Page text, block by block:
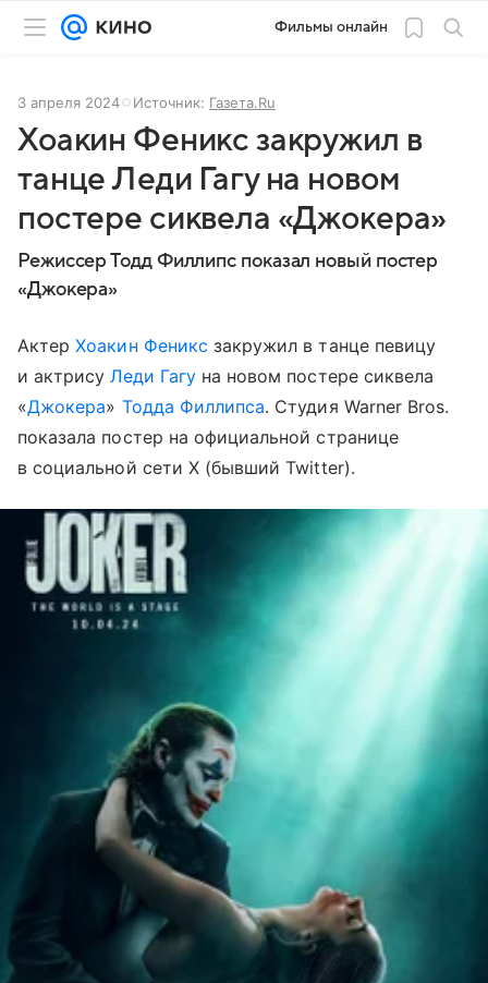
Фильмы онлайн
3 апреля 2024 Источник: Газета.Ru
Хоакин Феникс закружил в
танце Леди Гагу на новом
постере сиквела «Джокера»
Режиссер Тодд Филлипс показал новый постер
«Джокера»
АктерХоакин Феникс закружил в танце певицу
и актрисуЛеди Гагуна новом постере сиквела
«Джокера» Тодда Филлипса. Студия Warner Bros.
показала постер на официальной странице
в социальной сети X (бывший Twitter).